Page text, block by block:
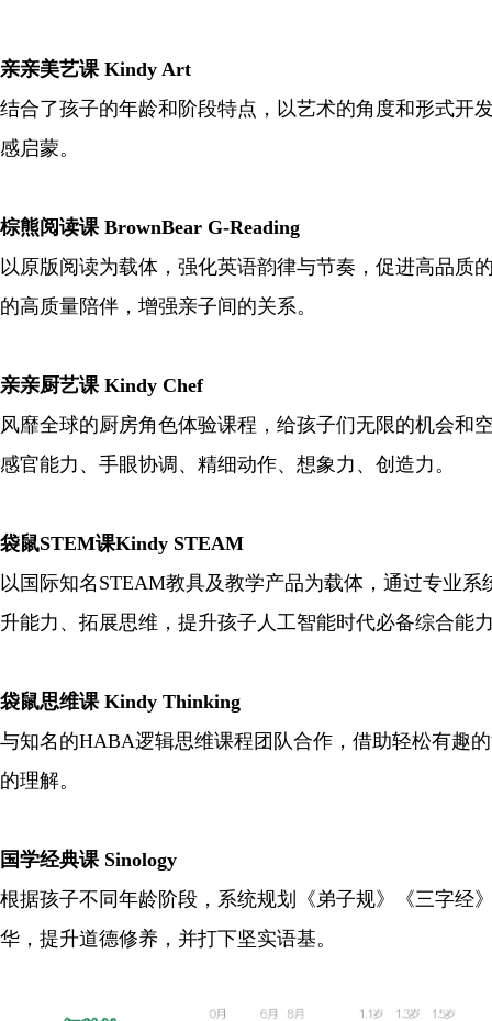
亲亲美艺课 Kindy Art
结合了孩子的年龄和阶段特点，以艺术的角度和形式开
感启蒙。
棕熊阅读课 BrownBear G-Reading
以原版阅读为载体，强化英语韵律与节奏，促进高品质
的高质量陪伴，增强亲子间的关系。
亲亲厨艺课 Kindy Chef
风靡全球的厨房角色体验课程，给孩子们无限的机会和
感官能力、手眼协调、精细动作、想象力、创造力。
袋鼠STEM课Kindy STEAM
以国际知名STEAM教具及教学产品为载体，通过专业
升能力、拓展思维，提升孩子人工智能时代必备综合能
袋鼠思维课 Kindy Thinking
与知名的HABA逻辑思维课程团队合作，借助轻松有趣
的理解。
国学经典课 Sinology
根据孩子不同年龄阶段，系统规划《弟子规》《三字经
华，提升道德修养，并打下坚实语基。